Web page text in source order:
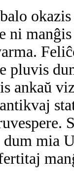
ni
pluvis
ankaŭ
dum mia